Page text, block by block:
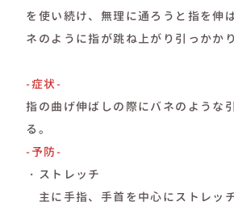
を使い続け、無理に通ろうと指を伸
ネのように指が跳ね上がり引っかか
-症状-
指の曲げ伸ばしの際にバネのような
る。
-予防-
・ストレッチ
主に手指、手首を中心にストレッ